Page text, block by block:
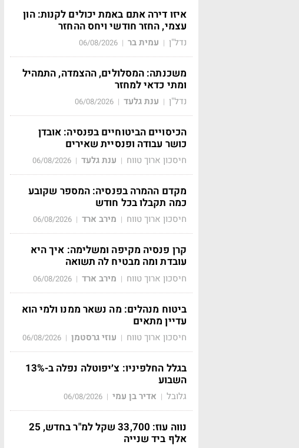
איזו דירה אתם באמת יכולים לקנות: הון
עצמי, החזר חודשי ויחס ההחזר
נדל"ן | עמית בר |
06/08/2026
משכנתה: המסלולים, ההצמדה, התמהיל
ומתי כדאי למחזר
נדל"ן | ענת גלעד |
06/08/2026
הכיסויים הביטוחיים בפנסיה: אובדן
כושר עבודה ופנסיית שאירים
חיסכון ארוך טווח | ענת גלעד |
06/08/2026
מקדם ההמרה בפנסיה: המספר שקובע
כמה תקבלו בכל חודש
חיסכון ארוך טווח | מירב ארד |
06/08/2026
קרן פנסיה מקיפה ומשלימה: איך היא
עובדת ומה מבטיח לה תשואה
חיסכון ארוך טווח | מירב ארד |
06/08/2026
ביטוח מנהלים: מה נשאר ממנו ולמי הוא
עדיין מתאים
חיסכון ארוך טווח | עוזי גרסטמן |
06/08/2026
בגלל החלפיניו: צ׳יפוטלה נפלה ב-13%
השבוע
גלובל | אדיר בן עמי |
06/08/2026
נווה עוז: 33,700 שקל למ"ר בחדש, 25
אלף ביד שנייה